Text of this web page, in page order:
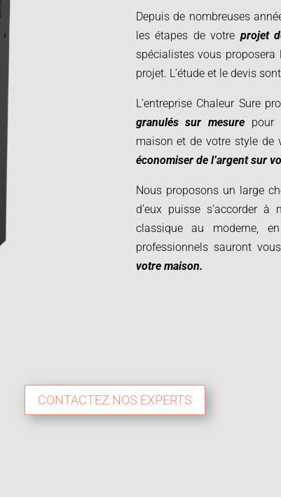
Depuis de nombreuses
les étapes de votre projet
spécialistes vous
projet. L’étude et le devis
L’entreprise Chaleur Sure
granulés sur mesure pour
maison et de votre style de
économiser de l’argent sur
Nous proposons un large
d’eux puisse s’accorder
classique au moderne,
professionnels sauront vous
votre maison.
CONTACTEZ NOS EXPERTS